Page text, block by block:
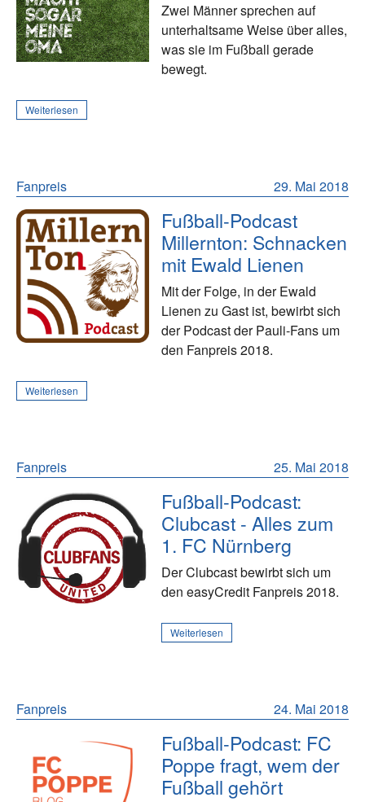
Zwei Männer sprechen auf
unterhaltsame Weise über alles,
was sie im Fußball gerade
bewegt.
Weiterlesen
29. Mai 2018
Fanpreis
Fußball-Podcast
Millernton: Schnacken
mit Ewald Lienen
Mit der Folge, in der Ewald
Lienen zu Gast ist, bewirbt sich
der Podcast der Pauli-Fans um
den Fanpreis 2018.
Weiterlesen
25. Mai 2018
Fanpreis
Fußball-Podcast:
Clubcast - Alles zum
1. FC Nürnberg
Der Clubcast bewirbt sich um
den easyCredit Fanpreis 2018.
Weiterlesen
24. Mai 2018
Fanpreis
Fußball-Podcast: FC
Poppe fragt, wem der
Fußball gehört